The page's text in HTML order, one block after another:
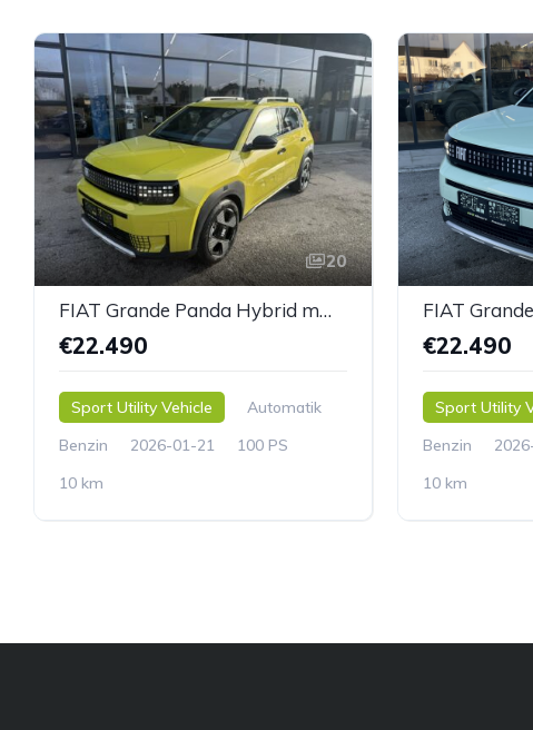
20
FIAT Grande Panda Hybrid mHEV 110 6-Gang eDCT LaPrima
€22.490
Sport Utility Vehicle
Automatik
Benzin
2026-01-21
100 PS
10 km
€22.490
Sport Utility
Benzin
10 km